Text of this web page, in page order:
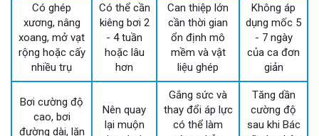
Có ghép
xương, nâng
xoang, mở vạt
rộng hoặc cấy
nhiều trụ
Có thể cần
kiêng bơi 2
- 4 tuần
hoặc lâu
hơn
Can thiệp lớn
cần thời gian
ổn định mô
mềm và vật
liệu ghép
Không áp
dụng mốc 5
- 7 ngày
của ca đơn
giản
Bơi cường độ
cao, bơi
đường dài, lặn
Nên quay
lại muộn
Gắng sức và
thay đổi áp lực
có thể làm
Tăng dần
cường độ
sau khi Bác